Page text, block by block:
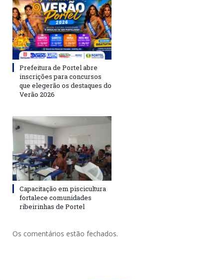
Prefeitura de Portel abre
inscrições para concursos
que elegerão os destaques do
Verão 2026
Capacitação em piscicultura
fortalece comunidades
ribeirinhas de Portel
Os comentários estão fechados.